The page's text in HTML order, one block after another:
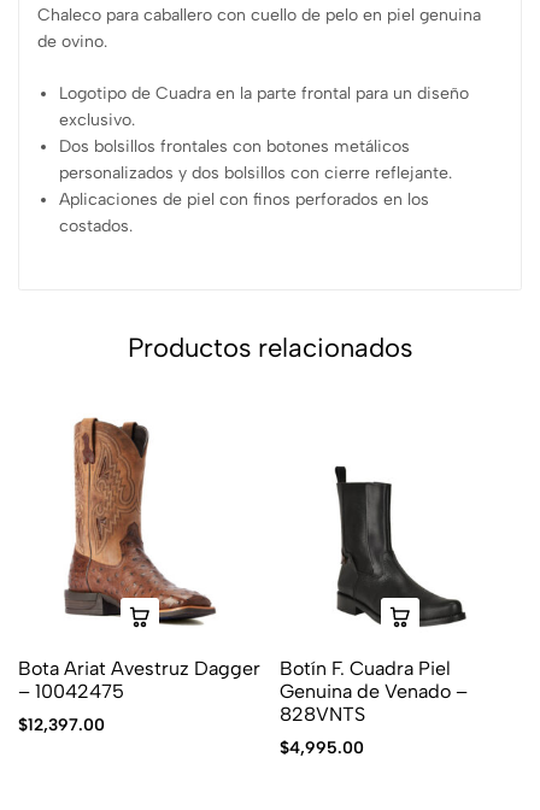
Chaleco para caballero con cuello de pelo en piel genuina
de ovino.
Logotipo de Cuadra en la parte frontal para un diseño
exclusivo.
Dos bolsillos frontales con botones metálicos
personalizados y dos bolsillos con cierre reflejante.
Aplicaciones de piel con finos perforados en los
costados.
Productos relacionados
Bota Ariat Avestruz Dagger
– 10042475
$12,397.00
Botín F. Cuadra Piel
Genuina de Venado –
828VNTS
$4,995.00